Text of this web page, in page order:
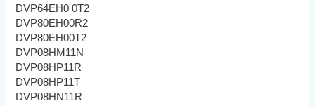
DVP64EH0 0T2
DVP80EH00R2
DVP80EH00T2
DVP08HM11N
DVP08HP11R
DVP08HP11T
DVP08HN11R